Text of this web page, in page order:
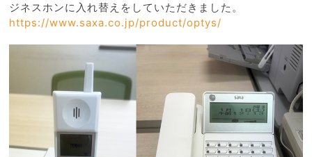
ジネスホンに入れ替えをしていただきました。
https://www.saxa.co.jp/product/optys/